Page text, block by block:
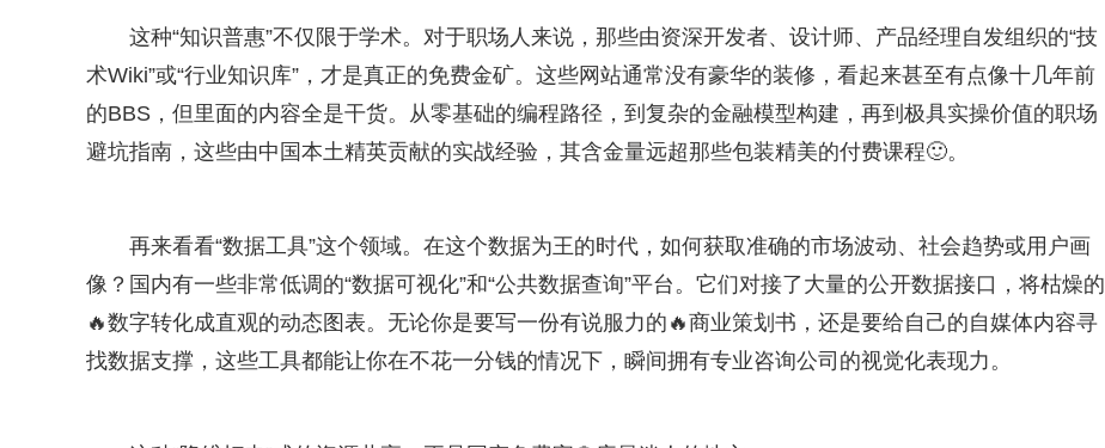
这种“知识普惠”不仅限于学术。对于职场人来说，那些由资深开发者、设计师、产品经理自发组织的“技
术Wiki”或“行业知识库”，才是真正的免费金矿。这些网站通常没有豪华的装修，看起来甚至有点像十几年前
的BBS，但里面的内容全是干货。从零基础的编程路径，到复杂的金融模型构建，再到极具实操价值的职场
避坑指南，这些由中国本土精英贡献的实战经验，其含金量远超那些包装精美的付费课程🙂。
再来看看“数据工具”这个领域。在这个数据为王的时代，如何获取准确的市场波动、社会趋势或用户画
像？国内有一些非常低调的“数据可视化”和“公共数据查询”平台。它们对接了大量的公开数据接口，将枯燥的
🔥数字转化成直观的动态图表。无论你是要写一份有说服力的🔥商业策划书，还是要给自己的自媒体内容寻
找数据支撑，这些工具都能让你在不花一分钱的情况下，瞬间拥有专业咨询公司的视觉化表现力。